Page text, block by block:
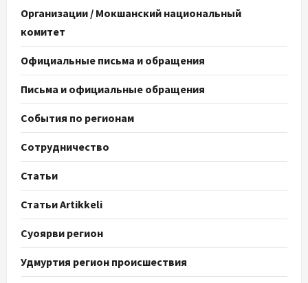
Организации / Мокшанский национальный
комитет
Официальные письма и обращения
Письма и официальные обращения
События по регионам
Сотрудничество
Статьи
Статьи Artikkeli
Суоярви регион
Удмуртия регион происшествия